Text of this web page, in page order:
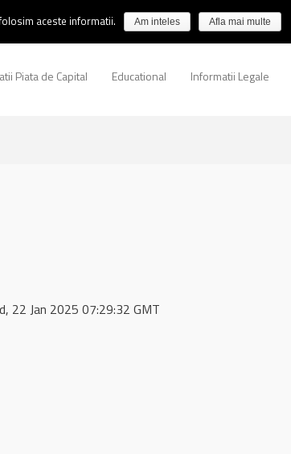
Piata de Capital Educational Informatii Legale
22 Jan 2025 07:29:32 GMT
aceste informatii. Am inteles Afla mai multe